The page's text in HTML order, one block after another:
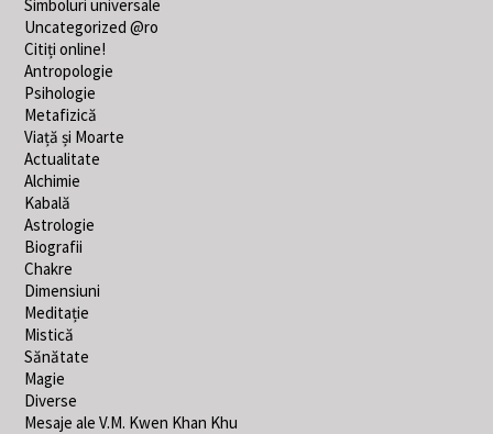
Simboluri universale
Uncategorized @ro
Citiți online!
Antropologie
Psihologie
Metafizică
Viață și Moarte
Actualitate
Alchimie
Kabală
Astrologie
Biografii
Chakre
Dimensiuni
Meditație
Mistică
Sănătate
Magie
Diverse
Mesaje ale V.M. Kwen Khan Khu